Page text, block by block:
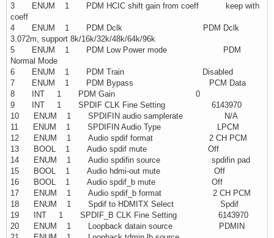
3 ENUM 1 PDM HCIC shift gain from coeff keep with
coeff
4 ENUM 1 PDM Dclk PDM Dclk
3.072m, support 8k/16k/32k/48k/64k/96k
5 ENUM 1 PDM Low Power mode PDM
Normal Mode
6 ENUM 1 PDM Train Disabled
7 ENUM 1 PDM Bypass PCM Data
8 INT 1 PDM Gain 0
9 INT 1 SPDIF CLK Fine Setting 6143970
10 ENUM 1 SPDIFIN audio samplerate N/A
11 ENUM 1 SPDIFIN Audio Type LPCM
12 ENUM 1 Audio spdif format 2 CH PCM
13 BOOL 1 Audio spdif mute Off
14 ENUM 1 Audio spdifin source spdifin pad
15 BOOL 1 Audio hdmi-out mute Off
16 BOOL 1 Audio spdif_b mute Off
17 ENUM 1 Audio spdif_b format 2 CH PCM
18 ENUM 1 Spdif to HDMITX Select Spdif
19 INT 1 SPDIF_B CLK Fine Setting 6143970
20 ENUM 1 Loopback datain source PDMIN